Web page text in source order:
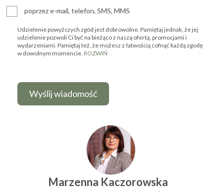
poprzez e-mail, telefon, SMS, MMS
Udzielenie powyższych zgód jest dobrowolne. Pamiętaj jednak, że jej
udzielenie pozwoli Ci być na bieżąco z naszą ofertą, promocjami i
wydarzeniami. Pamiętaj też, że możesz z łatwością cofnąć każdą zgodę
w dowolnym momencie. ROZWIŃ
Marzenna Kaczorowska